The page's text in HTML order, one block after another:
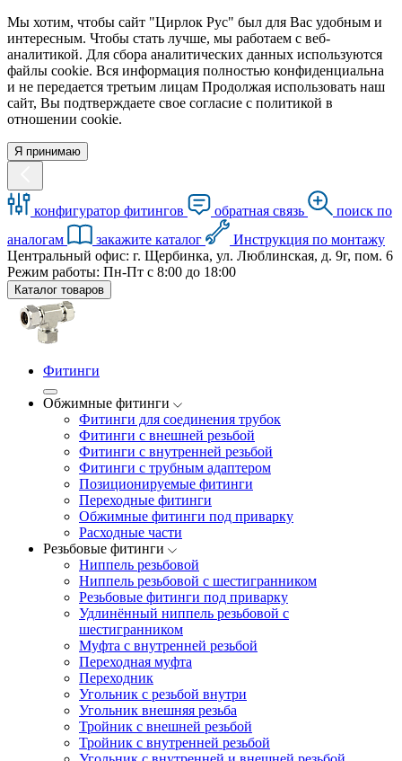
Мы хотим, чтобы сайт "Цирлок Рус" был для Вас удобным и
интересным. Чтобы стать лучше, мы работаем с веб-
аналитикой. Для сбора аналитических данных используются
файлы cookie. Вся информация полностью конфиденциальна
и не передается третьим лицам Продолжая использовать наш
сайт, Вы подтверждаете свое согласие с политикой в
отношении cookie.
Я принимаю
конфигуратор фитингов обратная связь
поиск по
аналогам
закажите каталог
Инструкция по монтажу
Центральный офис: г. Щербинка, ул. Люблинская, д. 9г, пом. 6
Режим работы: Пн-Пт с 8:00 до 18:00
Каталог товаров
Фитинги
Обжимные фитинги
Фитинги для соединения трубок
Фитинги с внешней резьбой
Фитинги с внутренней резьбой
Фитинги с трубным адаптером
Позиционируемые фитинги
Переходные фитинги
Обжимные фитинги под приварку
Расходные части
Резьбовые фитинги
Ниппель резьбовой
Ниппель резьбовой с шестигранником
Резьбовые фитинги под приварку
Удлинённый ниппель резьбовой с
шестигранником
Муфта с внутренней резьбой
Переходная муфта
Переходник
Угольник с резьбой внутри
Угольник внешняя резьба
Тройник с внешней резьбой
Тройник с внутренней резьбой